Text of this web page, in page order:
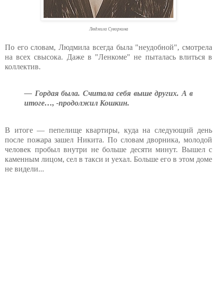
Людмила Суворкина
По его словам, Людмила всегда была "неудобной", смотрела
на всех свысока. Даже в "Ленкоме" не пыталась влиться в
коллектив.
— Гордая была. Считала себя выше других. А в
итоге…, -продолжил Кошкин.
В итоге — пепелище квартиры, куда на следующий день
после пожара зашел Никита. По словам дворника, молодой
человек пробыл внутри не больше десяти минут. Вышел с
каменным лицом, сел в такси и уехал. Больше его в этом доме
не видели...